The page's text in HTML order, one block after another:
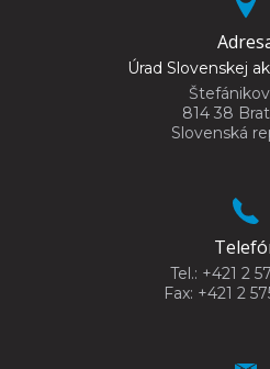
Úrad Slovenskej
814 38
Slovenská
Tel.: +421 2
Fax: +421 2